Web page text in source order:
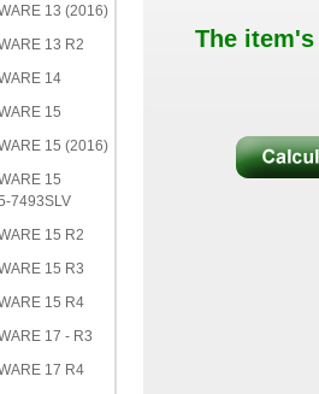
13 (2016)
13 R2
14
15
15 (2016)
15
7493SLV
15 R2
15 R3
15 R4
17 - R3
17 R4
The